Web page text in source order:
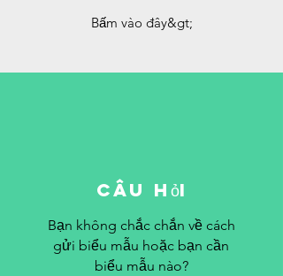
Bấm vào đây&gt;
Câu hỏi
Bạn không chắc chắn về cách
gửi biểu mẫu hoặc bạn cần
biểu mẫu nào?